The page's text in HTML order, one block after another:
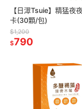
【日濢Tsuie】精猛夜
卡(30顆/包)
$1,200
$790